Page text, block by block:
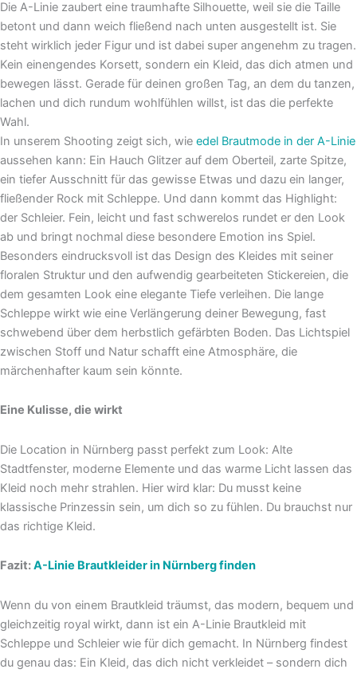
Die A-Linie zaubert eine traumhafte Silhouette, weil sie die Taille
betont und dann weich fließend nach unten ausgestellt ist. Sie
steht wirklich jeder Figur und ist dabei super angenehm zu tragen.
Kein einengendes Korsett, sondern ein Kleid, das dich atmen und
bewegen lässt. Gerade für deinen großen Tag, an dem du tanzen,
lachen und dich rundum wohlfühlen willst, ist das die perfekte
Wahl.
In unserem Shooting zeigt sich, wie edel Brautmode in der A-Linie
aussehen kann: Ein Hauch Glitzer auf dem Oberteil, zarte Spitze,
ein tiefer Ausschnitt für das gewisse Etwas und dazu ein langer,
fließender Rock mit Schleppe. Und dann kommt das Highlight:
der Schleier. Fein, leicht und fast schwerelos rundet er den Look
ab und bringt nochmal diese besondere Emotion ins Spiel.
Besonders eindrucksvoll ist das Design des Kleides mit seiner
floralen Struktur und den aufwendig gearbeiteten Stickereien, die
dem gesamten Look eine elegante Tiefe verleihen. Die lange
Schleppe wirkt wie eine Verlängerung deiner Bewegung, fast
schwebend über dem herbstlich gefärbten Boden. Das Lichtspiel
zwischen Stoff und Natur schafft eine Atmosphäre, die
märchenhafter kaum sein könnte.
Eine Kulisse, die wirkt
Die Location in Nürnberg passt perfekt zum Look: Alte
Stadtfenster, moderne Elemente und das warme Licht lassen das
Kleid noch mehr strahlen. Hier wird klar: Du musst keine
klassische Prinzessin sein, um dich so zu fühlen. Du brauchst nur
das richtige Kleid.
Fazit:A-Linie Brautkleider in Nürnberg finden
Wenn du von einem Brautkleid träumst, das modern, bequem und
gleichzeitig royal wirkt, dann ist ein A-Linie Brautkleid mit
Schleppe und Schleier wie für dich gemacht. In Nürnberg findest
du genau das: Ein Kleid, das dich nicht verkleidet – sondern dich